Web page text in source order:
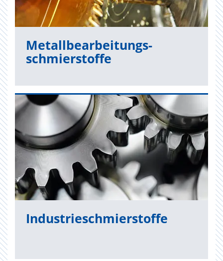
Me­tall­be­ar­bei­tungs­
schmier­stof­fe
In­dus­trie­schmier­stof­fe